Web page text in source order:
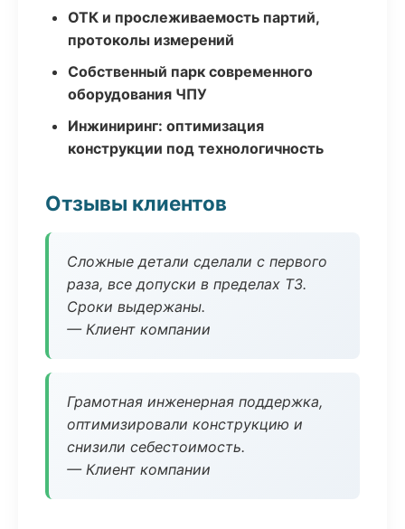
ОТК и прослеживаемость партий,
протоколы измерений
Собственный парк современного
оборудования ЧПУ
Инжиниринг: оптимизация
конструкции под технологичность
Отзывы клиентов
Сложные детали сделали с первого
раза, все допуски в пределах ТЗ.
Сроки выдержаны.
— Клиент компании
Грамотная инженерная поддержка,
оптимизировали конструкцию и
снизили себестоимость.
— Клиент компании